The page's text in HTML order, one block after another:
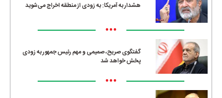
هشدار به آمریکا: به زودی از منطقه اخراج می‌شوید
•••
گفتگوی صریح، صمیمی و مهم رئیس جمهور به زودی
پخش خواهد شد
•••